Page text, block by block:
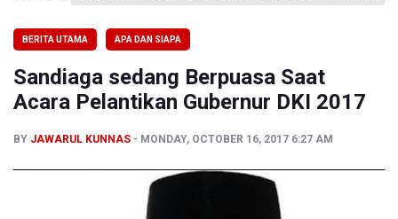
BRIN Pastikan Keamanan Data Proyek Satelit Lampung-1
KPK Terima Permintaan Kejaksaan Agung Periksa
BERITA UTAMA APA DAN SIAPA
Sandiaga sedang Berpuasa Saat
Acara Pelantikan Gubernur DKI 2017
BY JAWARUL KUNNAS MONDAY, OCTOBER 16, 2017 6:27 AM